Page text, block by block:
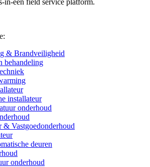
in-één field service platform.
& Brandveiligheid
behandeling
installateur
onderhoud
& Vastgoedonderhoud
deuren
onderhoud